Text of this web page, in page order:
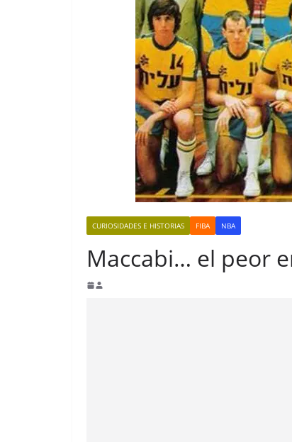
CURIOSIDADES E HISTORIAS FIBA NBA
Maccabi… el peor